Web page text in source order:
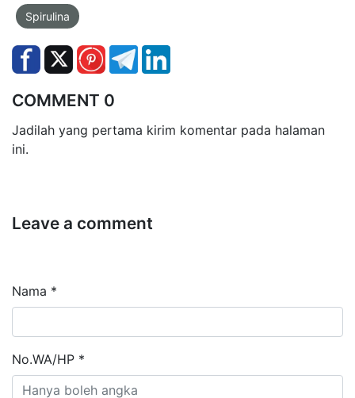
Spirulina
COMMENT 0
Jadilah yang pertama kirim komentar pada halaman
ini.
Leave a comment
Nama *
No.WA/HP *